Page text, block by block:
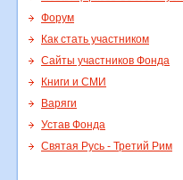
Форум
Как стать участником
Сайты участников Фонда
Книги и СМИ
Варяги
Устав Фонда
Святая Русь - Третий Рим